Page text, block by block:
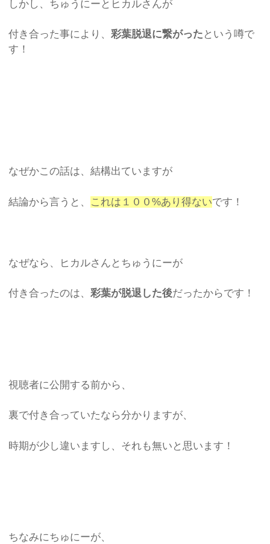
しかし、ちゅうにーとヒカルさんが
付き合った事により、彩葉脱退に繋がった という噂で
す！
なぜかこの話は、結構出ていますが
結論から言うと、 これは１００%あり得ないです！
なぜなら、ヒカルさんとちゅうにーが
付き合ったのは、彩葉が脱退した後だったからです！
視聴者に公開する前から、
裏で付き合っていたなら分かりますが、
時期が少し違いますし、それも無いと思います！
ちなみにちゅにーが、